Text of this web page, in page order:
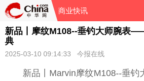
商业快讯
新品丨摩纹M108--垂钓大师腕表
典
2025-03-10 09:14:33 今报在线
新品丨Marvin摩纹M108--垂